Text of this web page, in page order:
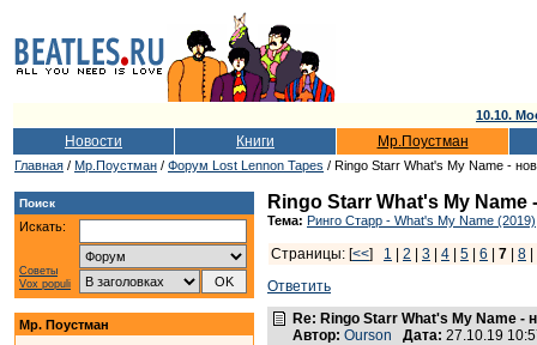
10.10.
Новости Книги Мр.Поустман
Главная / Мр.Поустман / Форум Lost Lennon Tapes / Ringo Starr What's My Name -
Поиск
Искать:
Советы
Vox populi
Мр. Поустман
Ringo Starr What's My
Тема: Ринго Старр - What's My Name (2019)
Страницы: [<<] 1 2 3 4 5 6 7 8
Ответить
Re: Ringo Starr What's My Name
Автор: Ourson Дата: 27.10.19